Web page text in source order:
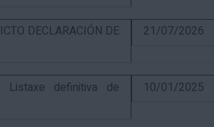
DECLARACIÓN DE
21/07/2026
Listaxe definitiva de
10/01/2025